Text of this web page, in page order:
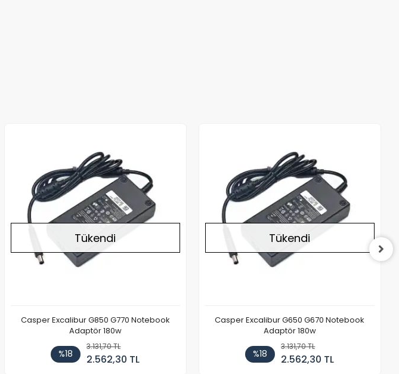
Tükendi
Casper Excalibur G850 G770 Notebook
Adaptör 180w
%18
3.131,70 TL
2.562,30 TL
Tükendi
Casper Excalibur G650 G670 Notebook
Adaptör 180w
%18
3.131,70 TL
2.562,30 TL